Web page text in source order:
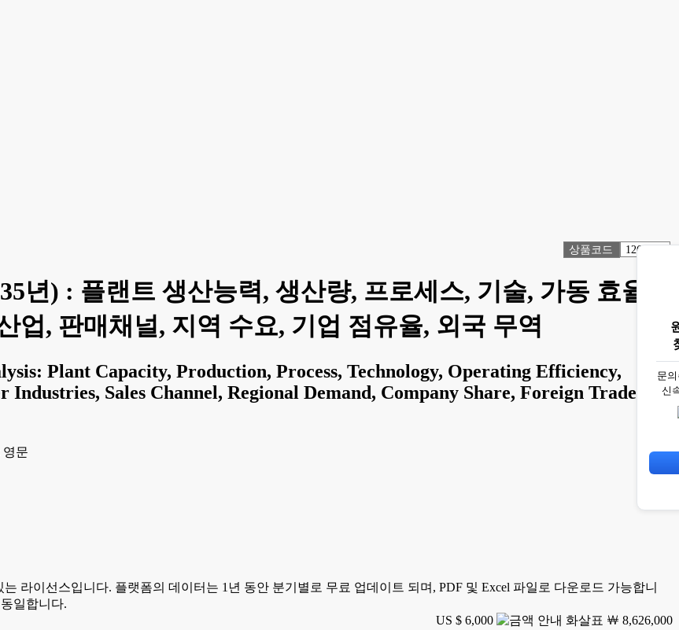
상품코드 1267857
년) : 플랜트 생산능력, 생산량, 프로세스, 기술, 가동 효율,
업, 판매채널, 지역 수요, 기업 점유율, 외국 무역
Plant Capacity, Production, Process, Technology, Operating Efficiency,
Industries, Sales Channel, Regional Demand, Company Share, Foreign Trade,
영문
라이선스입니다. 플랫폼의 데이터는 1년 동안 분기별로 무료 업데이트 되며, PDF 및 Excel 파일로 다운로드 가능합니
일합니다.
US $ 6,000
￦ 8,626,000
문
신